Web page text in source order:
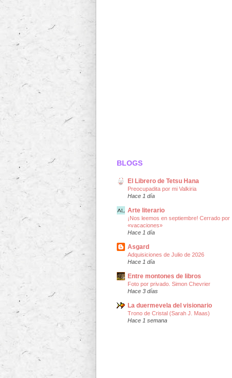
BLOGS
El Librero de Tetsu Hana
Preocupadita por mi Valkiria
Hace 1 día
Arte literario
¡Nos leemos en septiembre! Cerrado por
«vacaciones»
Hace 1 día
Asgard
Adquisiciones de Julio de 2026
Hace 1 día
Entre montones de libros
Foto por privado. Simon Chevrier
Hace 3 días
La duermevela del visionario
Trono de Cristal (Sarah J. Maas)
Hace 1 semana